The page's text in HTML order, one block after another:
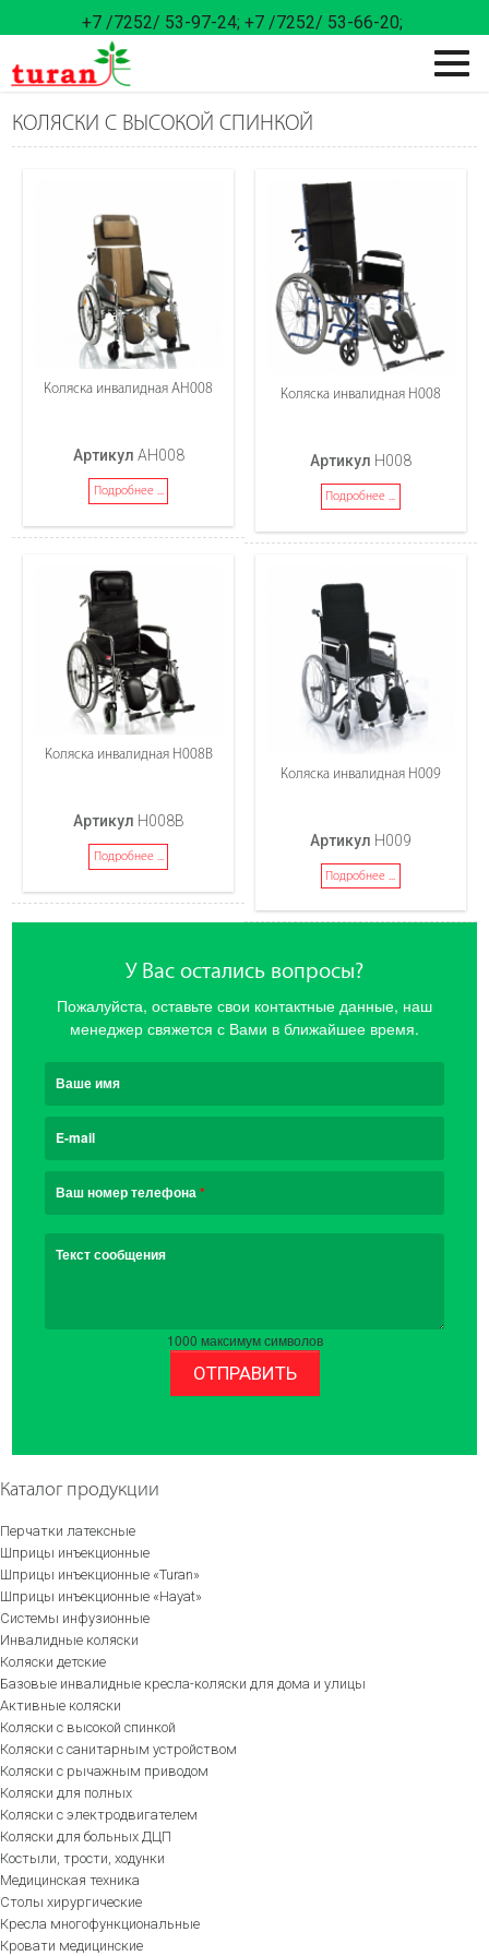
+7 /7252/ 53-97-24; +7 /7252/ 53-66-20;
КОЛЯСКИ С ВЫСОКОЙ СПИНКОЙ
Коляска инвалидная АН008
Артикул АН008
Подробнее ...
Коляска инвалидная Н008
Артикул Н008
Подробнее ...
Коляска инвалидная Н008В
Артикул Н008В
Подробнее ...
Коляска инвалидная Н009
Артикул Н009
Подробнее ...
У Вас остались вопросы?
Пожалуйста, оставьте свои контактные данные, наш
менеджер свяжется с Вами в ближайшее время.
Ваше имя
E-mail
Ваш номер телефона*
Текст сообщения
1000 максимум символов
ОТПРАВИТЬ
Каталог продукции
Перчатки латексные
Шприцы инъекционные
Шприцы инъекционные «Turan»
Шприцы инъекционные «Hayat»
Системы инфузионные
Инвалидные коляски
Коляски детские
Базовые инвалидные кресла-коляски для дома и улицы
Активные коляски
Коляски с высокой спинкой
Коляски с санитарным устройством
Коляски с рычажным приводом
Коляски для полных
Коляски с электродвигателем
Коляски для больных ДЦП
Костыли, трости, ходунки
Медицинская техника
Столы хирургические
Кресла многофункциональные
Кровати медицинские